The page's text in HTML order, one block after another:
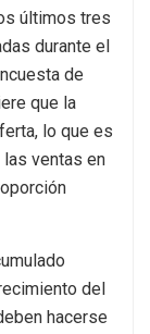
últimos tres
durante el
de
que la
lo que es
ventas en
del
hacerse